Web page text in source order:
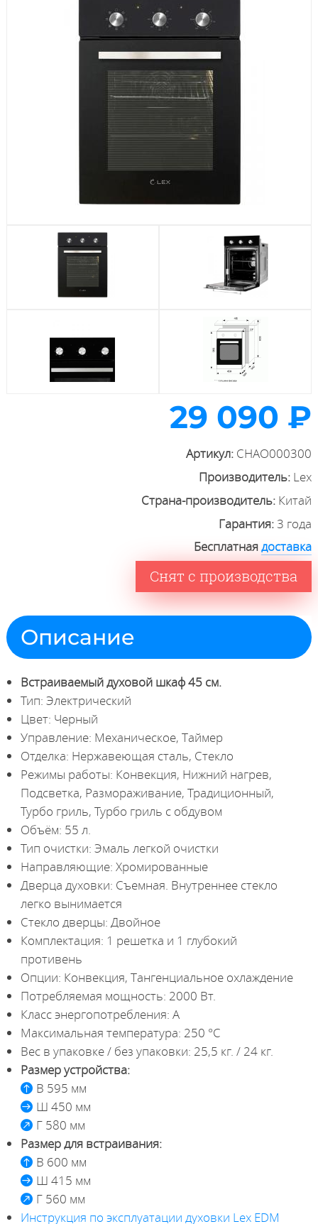
Стиральные машины
Холодильники
29 090 ₽
Артикул: CHAO000300
Производитель: Lex
Страна-производитель: Китай
Гарантия:3 года
Бесплатнаядоставка
Снят с производства
Описание
Встраиваемый духовой шкаф 45 см.
Тип: Электрический
Цвет: Черный
Управление: Механическое, Таймер
Отделка: Нержавеющая сталь, Стекло
Режимы работы: Конвекция, Нижний нагрев,
Подсветка, Размораживание, Традиционный,
Турбо гриль, Турбо гриль с обдувом
Объём: 55 л.
Тип очистки: Эмаль легкой очистки
Направляющие: Хромированные
Дверца духовки: Съемная. Внутреннее стекло
легко вынимается
Стекло дверцы: Двойное
Комплектация: 1 решетка и 1 глубокий
противень
Опции: Конвекция, Тангенциальное охлаждение
Потребляемая мощность: 2000 Вт.
Класс энергопотребления: А
Максимальная температура: 250 °С
Вес в упаковке / без упаковки: 25,5 кг. / 24 кг.
Размер устройства:
В 595 мм
Ш 450 мм
Г 580 мм
Размер для встраивания:
В 600 мм
Ш 415 мм
Г 560 мм
Инструкция по эксплуатации духовки Lex EDM